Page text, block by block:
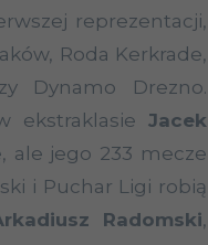
reprezentacji,
Roda Kerkrade,
Dynamo Drezno.
ekstraklasie Jacek
ale jego 233 mecze
i Puchar Ligi robią
Radomski,